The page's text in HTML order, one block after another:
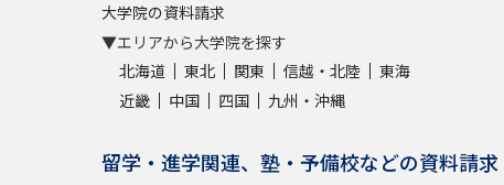
大学院の資料請求
▼エリアから大学院を探す
北海道
東北 関東 信越・北陸
東海
近畿
中国 四国 九州・沖縄
留学・進学関連、塾・予備校などの資料請求